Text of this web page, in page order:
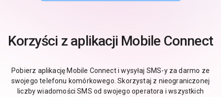
Korzyści z aplikacji Mobile Connect
Pobierz aplikację Mobile Connect i wysyłaj SMS-y za darmo ze
swojego telefonu komórkowego. Skorzystaj z nieograniczonej
liczby wiadomości SMS od swojego operatora i wszystkich